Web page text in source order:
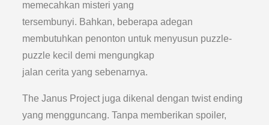
memecahkan misteri yang
tersembunyi. Bahkan, beberapa adegan
membutuhkan penonton untuk menyusun puzzle-
puzzle kecil demi mengungkap
jalan cerita yang sebenarnya.
The Janus Project juga dikenal dengan twist ending
yang mengguncang. Tanpa memberikan spoiler,